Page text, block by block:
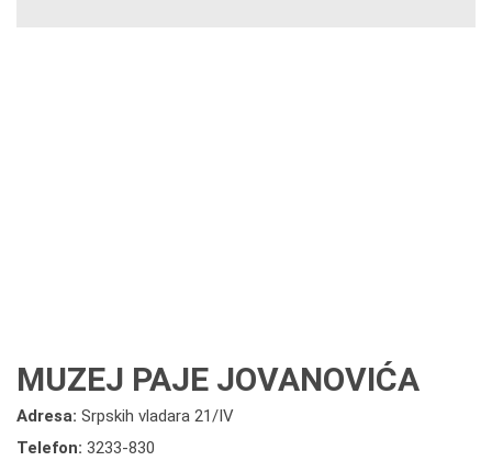
MUZEJ PAJE JOVANOVIĆA
Adresa: Srpskih vladara 21/IV
Telefon: 3233-830